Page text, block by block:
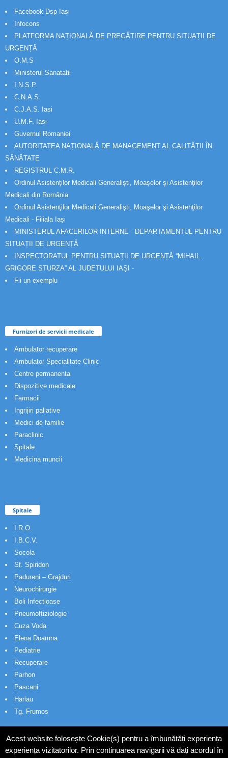
Facebook Dsp Iasi
Infocons
PLATFORMA NAȚIONALĂ DE PREGĂTIRE PENTRU SITUAȚII DE
URGENȚĂ
O.M.S
Ministerul Sanatatii
I.N.S.P.
C.N.A.S.
C.J.A.S. Iasi
U.M.F. Iasi
Guvernul Romaniei
AUTORITATEA NAȚIONALĂ DE MANAGEMENT AL CALITĂȚII ÎN
SĂNĂTATE
REGISTRUL C.M.R.
Ordinul Asistenţilor Medicali Generalişti, Moaşelor şi Asistenţilor
Medicali din România
Ordinul Asistenţilor Medicali Generalişti, Moaşelor şi Asistenţilor
Medicali - Filiala Iași
MINISTERUL AFACERILOR INTERNE - DEPARTAMENTUL PENTRU
SITUAȚII DE URGENȚĂ
INSPECTORATUL PENTRU SITUAȚII DE URGENȚĂ “MIHAIL
GRIGORE STURZA” AL JUDETULUI IAȘI -
Fii un exemplu
Furnizori de servicii medicale
Ambulator recuperare
Ambulator Specialitate Clinic
Centre permanenta
Dispozitive medicale
Farmacii
Ingrijiri paliative
Medici de familie
Paraclinic
Spitale
Medicina muncii
Spitale
I.R.O.
I.B.C.V.
Socola
Sf. Spiridon
Padureni – Grajduri
Neurochirurgie
Boli Infectioase
Pneumoftiziologie
Cuza Voda
Elena Doamna
Pediatrie
Recuperare
Parhon
Pascani
Harlau
Tg. Frumos
Acest website folosește Cookie(s) pentru a îmbunătăți experiența
experiența vizitatorilor. Prin continuarea navigarii vă dați acordul în